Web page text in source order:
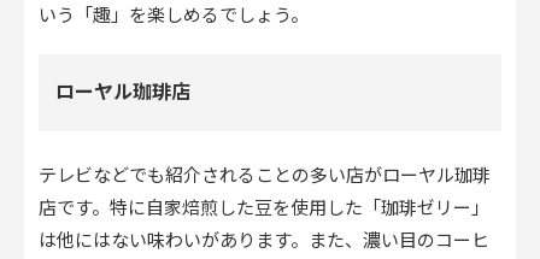
いう「趣」を楽しめるでしょう。
ローヤル珈琲店
テレビなどでも紹介されることの多い店がローヤル珈琲
店です。特に自家焙煎した豆を使用した「珈琲ゼリー」
は他にはない味わいがあります。また、濃い目のコーヒ